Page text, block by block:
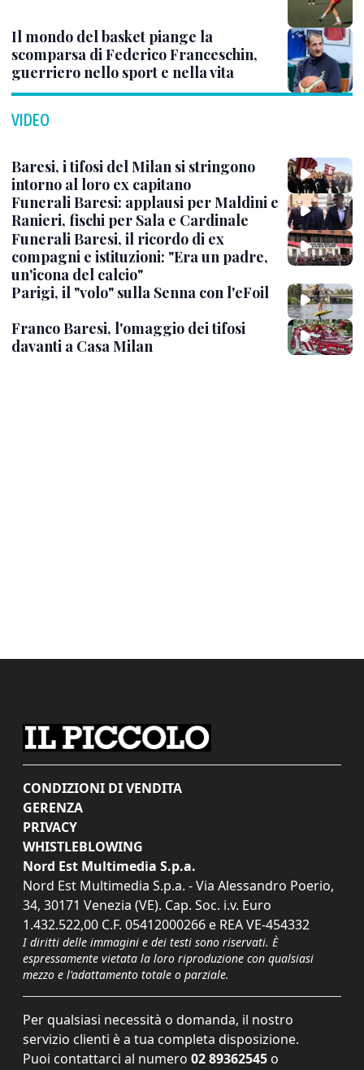
Il mondo del basket piange la
scomparsa di Federico Franceschin,
guerriero nello sport e nella vita
VIDEO
Baresi, i tifosi del Milan si stringono
intorno al loro ex capitano
Funerali Baresi: applausi per Maldini e
Ranieri, fischi per Sala e Cardinale
Funerali Baresi, il ricordo di ex
compagni e istituzioni: "Era un padre,
un'icona del calcio"
Parigi, il "volo" sulla Senna con l'eFoil
Franco Baresi, l'omaggio dei tifosi
davanti a Casa Milan
CONDIZIONI DI VENDITA
GERENZA
PRIVACY
WHISTLEBLOWING
Nord Est Multimedia S.p.a.
Nord Est Multimedia S.p.a. - Via Alessandro Poerio,
34, 30171 Venezia (VE). Cap. Soc. i.v. Euro
1.432.522,00 C.F. 05412000266 e REA VE-454332
I diritti delle immagini e dei testi sono riservati. È
espressamente vietata la loro riproduzione con qualsiasi
mezzo e l'adattamento totale o parziale.
Per qualsiasi necessità o domanda, il nostro
servizio clienti è a tua completa disposizione.
Puoi contattarci al numero 02 89362545 o